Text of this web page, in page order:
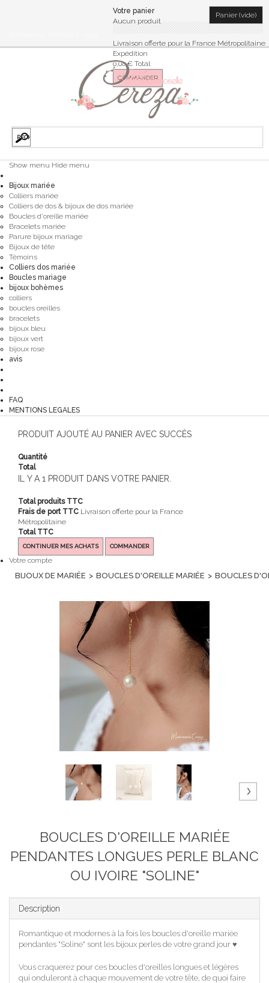
Show menu Hide menu
Bijoux mariée
Colliers mariée
Colliers de dos & bijoux de dos mariée
Boucles d'oreille mariée
Bracelets mariée
Parure bijoux mariage
Bijoux de tête
Témoins
Colliers dos mariée
Boucles mariage
bijoux bohèmes
colliers
boucles oreilles
bracelets
bijoux bleu
bijoux vert
bijoux rose
avis
FAQ
MENTIONS LEGALES
Panier (vide)
Votre panier
Aucun produit
Livraison offerte pour la France Métropolitaine
Expédition
0,00 € Total
COMMANDER
PRODUIT AJOUTÉ AU PANIER AVEC SUCCÈS
Quantité
Total
IL Y A 1 PRODUIT DANS VOTRE PANIER.
Total produits TTC
Frais de port TTC Livraison offerte pour la France
Métropolitaine
Total TTC
CONTINUER MES ACHATS COMMANDER
Votre compte
BIJOUX DE MARIÉE > BOUCLES D'OREILLE MARIÉE > BOUCLES
BOUCLES D'OREILLE MARIÉE
PENDANTES LONGUES PERLE BLANC
OU IVOIRE "SOLINE"
Description
Romantique et modernes à la fois les boucles d'oreille mariée
pendantes "Soline" sont les bijoux perles de votre grand jour ♥
Vous craquerez pour ces boucles d'oreilles longues et légères
qui onduleront à chaque mouvement de votre tête, de quoi faire